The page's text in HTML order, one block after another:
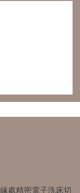
處精密電子洗床切